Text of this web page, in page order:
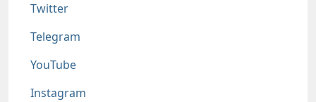
Twitter
Telegram
YouTube
Instagram